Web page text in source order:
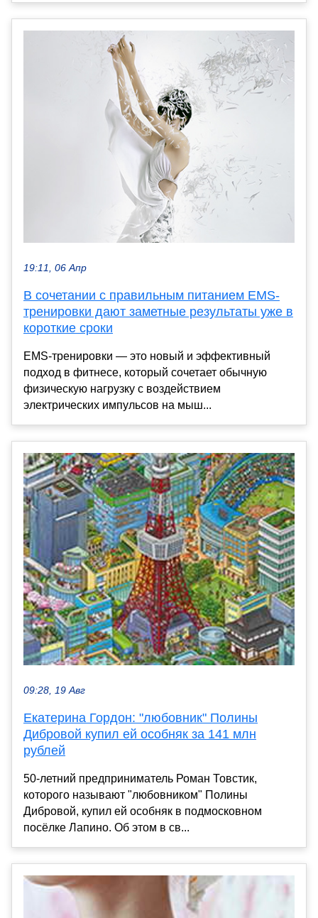
19:11, 06 Апр
В сочетании с правильным питанием EMS-
тренировки дают заметные результаты уже в
короткие сроки
EMS-тренировки — это новый и эффективный
подход в фитнесе, который сочетает обычную
физическую нагрузку с воздействием
электрических импульсов на мыш...
09:28, 19 Авг
Екатерина Гордон: "любовник" Полины
Дибровой купил ей особняк за 141 млн
рублей
50-летний предприниматель Роман Товстик,
которого называют "любовником" Полины
Дибровой, купил ей особняк в подмосковном
посёлке Лапино. Об этом в св...